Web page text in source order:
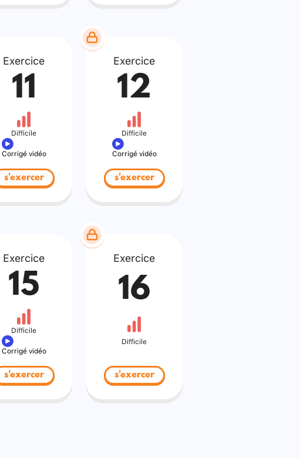
Exercice
11
Difficile
Corrigé vidéo
s'exercer
Exercice
12
Difficile
Corrigé vidéo
s'exercer
Exercice
15
Difficile
Corrigé vidéo
s'exercer
Exercice
16
Difficile
s'exercer